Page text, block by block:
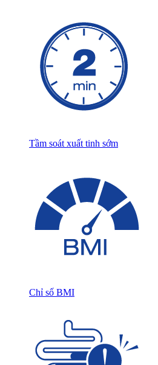
Tầm soát xuất tinh sớm
Chỉ số BMI